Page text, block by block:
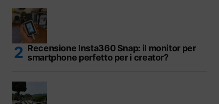
Recensione Insta360 Snap: il monitor per
smartphone perfetto per i creator?